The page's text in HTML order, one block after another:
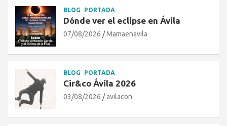
BLOG PORTADA
Dónde ver el eclipse en Ávila
07/08/2026 Mamaenavila
BLOG PORTADA
Cir&co Ávila 2026
03/08/2026 avilacon